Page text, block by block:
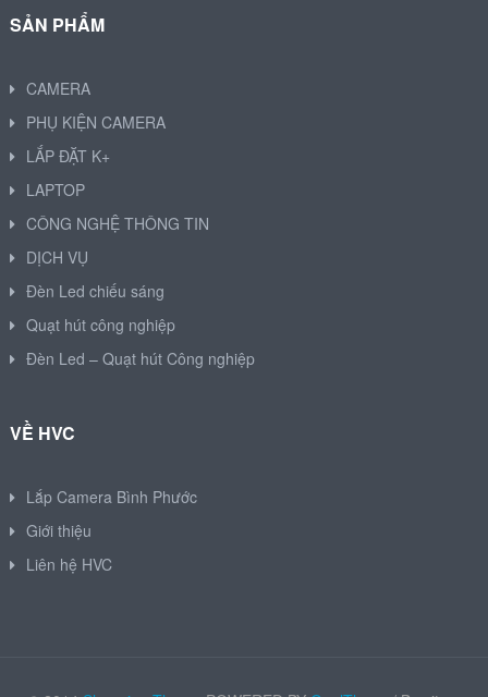
SẢN PHẨM
CAMERA
PHỤ KIỆN CAMERA
LẮP ĐẶT K+
LAPTOP
CÔNG NGHỆ THÔNG TIN
DỊCH VỤ
Đèn Led chiếu sáng
Quạt hút công nghiệp
Đèn Led – Quạt hút Công nghiệp
VỀ HVC
Lắp Camera Bình Phước
Giới thiệu
Liên hệ HVC